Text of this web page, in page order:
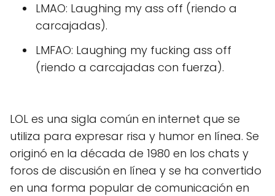
LMAO: Laughing my ass off (riendo a
carcajadas).
LMFAO: Laughing my fucking ass off
(riendo a carcajadas con fuerza).
LOL es una sigla común en internet que se
utiliza para expresar risa y humor en línea. Se
originó en la década de 1980 en los chats y
foros de discusión en línea y se ha convertido
en una forma popular de comunicación en